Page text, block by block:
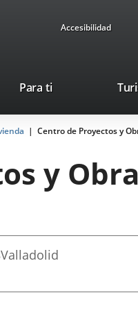
Accesibilidad
Para ti
Centro de Proyectos y
y
Valladolid